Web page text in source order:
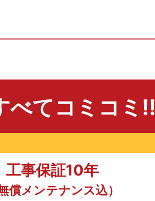
べてコミコミ!!
工事保証10年
償メンテナンス込）